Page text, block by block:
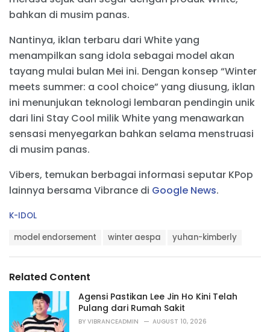
bahkan di musim panas.
Nantinya, iklan terbaru dari White yang
menampilkan sang idola sebagai model akan
tayang mulai bulan Mei ini. Dengan konsep “Winter
meets summer: a cool choice” yang diusung, iklan
ini menunjukan teknologi lembaran pendingin unik
dari lini Stay Cool milik White yang menawarkan
sensasi menyegarkan bahkan selama menstruasi
di musim panas.
Vibers, temukan berbagai informasi seputar KPop
lainnya bersama Vibrance di Google News.
C
r
i
:
K-IDOL
:
model endorsement winter aespa yuhan-kimberly
Related Content
Agensi Pastikan Lee Jin Ho Kini Telah
Pulang dari Rumah Sakit
BY VIBRANCEADMIN AUGUST 10, 2026